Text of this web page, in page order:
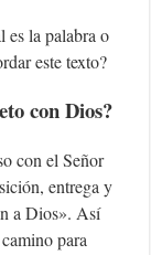
es la palabra o
este texto?
con Dios?
con el Señor
entrega y
a Dios». Así
para